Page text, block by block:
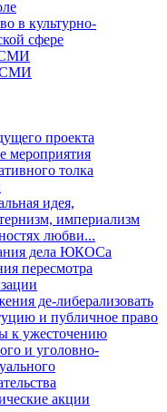
в культурно-
сфере
СМИ
СМИ
проекта
мероприятия
толка
идея,
империализм
любви...
дела ЮКОСа
пересмотра
де-либерализовать
и публичное право
к ужесточению
и уголовно-
акции